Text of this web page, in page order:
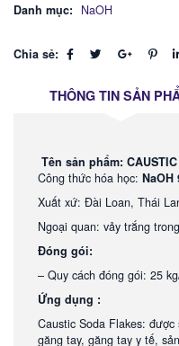
Danh mục:
NaOH
Chia sẻ:
THÔNG TIN SẢN
Tên sản phẩm:
Công thức hóa học: NaOH
Xuất xứ: Đài Loan, Thái
Ngoại quan: vảy trắng
Đóng gói:
– Quy cách đóng gói: 25
Ứng dụng :
Caustic Soda Flakes:
găng tay, găng tay y tế,